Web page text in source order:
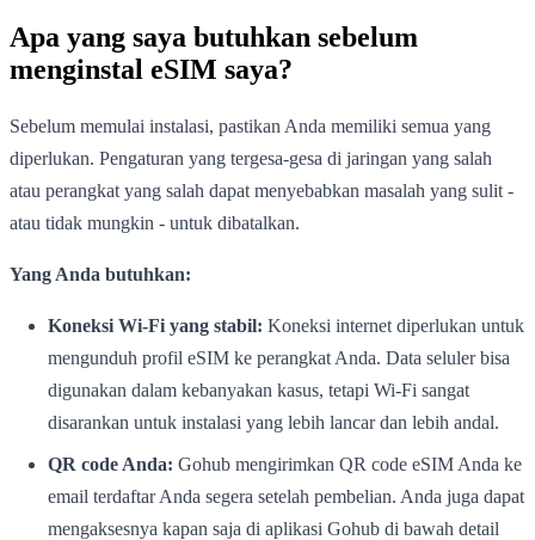
Apa yang saya butuhkan sebelum
menginstal eSIM saya?
Sebelum memulai instalasi, pastikan Anda memiliki semua yang
diperlukan. Pengaturan yang tergesa-gesa di jaringan yang salah
atau perangkat yang salah dapat menyebabkan masalah yang sulit -
atau tidak mungkin - untuk dibatalkan.
Yang Anda butuhkan:
Koneksi Wi-Fi yang stabil: Koneksi internet diperlukan untuk
mengunduh profil eSIM ke perangkat Anda. Data seluler bisa
digunakan dalam kebanyakan kasus, tetapi Wi-Fi sangat
disarankan untuk instalasi yang lebih lancar dan lebih andal.
QR code Anda: Gohub mengirimkan QR code eSIM Anda ke
email terdaftar Anda segera setelah pembelian. Anda juga dapat
mengaksesnya kapan saja di aplikasi Gohub di bawah detail